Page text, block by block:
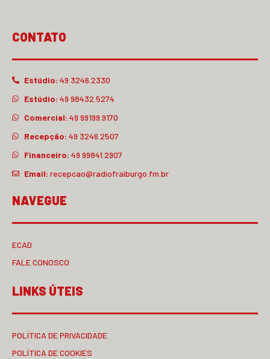
CONTATO
Estúdio: 49 3246.2330
Estúdio: 49 98432.5274
Comercial: 49 99199.9170
Recepção: 49 3246.2507
Financeiro: 49 99841.2907
Email: recepcao@radiofraiburgo.fm.br
NAVEGUE
ECAD
FALE CONOSCO
LINKS ÚTEIS
POLÍTICA DE PRIVACIDADE
POLÍTICA DE COOKIES